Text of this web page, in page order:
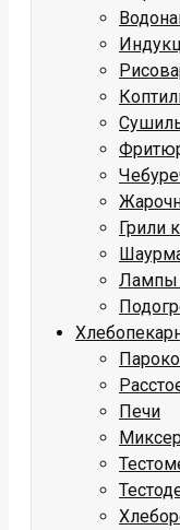
Грили
Лампы
Печи